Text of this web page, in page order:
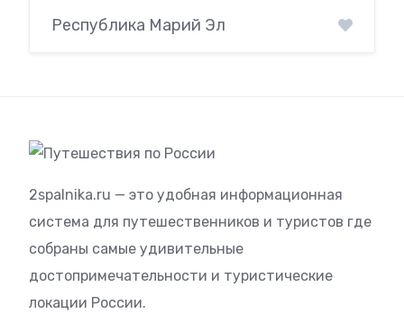
Республика Марий Эл
2spalnika.ru — это удобная информационная
система для путешественников и туристов где
собраны самые удивительные
достопримечательности и туристические
локации России.